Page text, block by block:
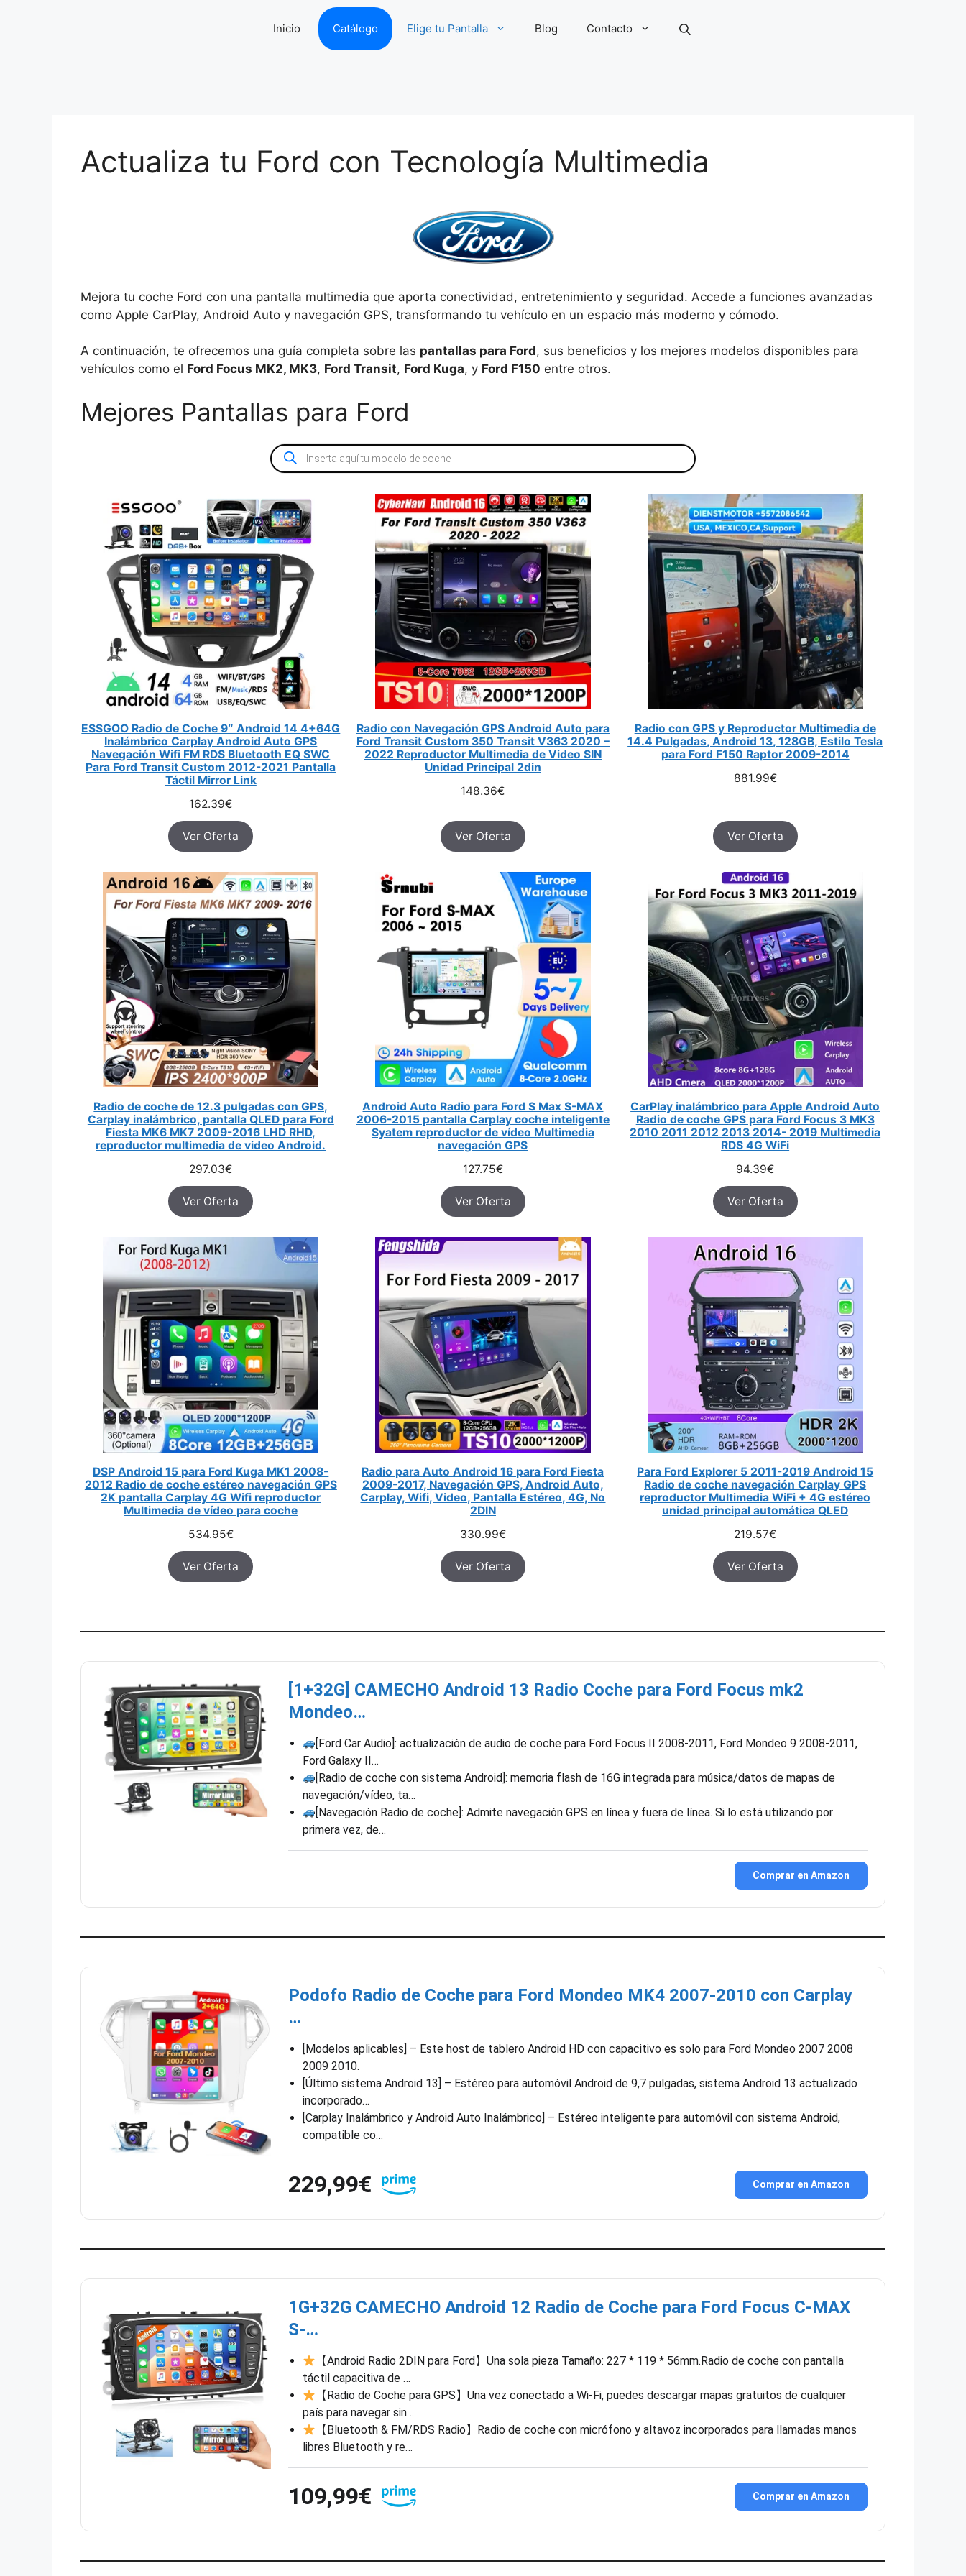
Inicio Catálogo Elige tu Pantalla Blog Contacto
Actualiza tu Ford con Tecnología Multimedia
Mejora tu coche Ford con una pantalla multimedia que aporta conectividad, entretenimiento y seguridad. Accede a funciones avanzadas
como Apple CarPlay, Android Auto y navegación GPS, transformando tu vehículo en un espacio más moderno y cómodo.
A continuación, te ofrecemos una guía completa sobre las pantallas para Ford, sus beneficios y los mejores modelos disponibles para
vehículos como el Ford Focus MK2, MK3, Ford Transit, Ford Kuga, y Ford F150 entre otros.
Mejores Pantallas para Ford
Búsqueda
de
productos
ESSGOO Radio de Coche 9″ Android 14 4+64G
Inalámbrico Carplay Android Auto GPS
Navegación Wifi FM RDS Bluetooth EQ SWC
Para Ford Transit Custom 2012-2021 Pantalla
Táctil Mirror Link
162.39€
Ver Oferta
Radio con Navegación GPS Android Auto para
Ford Transit Custom 350 Transit V363 2020 –
2022 Reproductor Multimedia de Video SIN
Unidad Principal 2din
148.36€
Ver Oferta
Radio con GPS y Reproductor Multimedia de
14.4 Pulgadas, Android 13, 128GB, Estilo Tesla
para Ford F150 Raptor 2009-2014
881.99€
Ver Oferta
Radio de coche de 12.3 pulgadas con GPS,
Carplay inalámbrico, pantalla QLED para Ford
Fiesta MK6 MK7 2009-2016 LHD RHD,
reproductor multimedia de video Android.
297.03€
Ver Oferta
Android Auto Radio para Ford S Max S-MAX
2006-2015 pantalla Carplay coche inteligente
Syatem reproductor de vídeo Multimedia
navegación GPS
127.75€
Ver Oferta
CarPlay inalámbrico para Apple Android Auto
Radio de coche GPS para Ford Focus 3 MK3
2010 2011 2012 2013 2014- 2019 Multimedia
RDS 4G WiFi
94.39€
Ver Oferta
DSP Android 15 para Ford Kuga MK1 2008-
2012 Radio de coche estéreo navegación GPS
2K pantalla Carplay 4G Wifi reproductor
Multimedia de vídeo para coche
534.95€
Ver Oferta
Radio para Auto Android 16 para Ford Fiesta
2009-2017, Navegación GPS, Android Auto,
Carplay, Wifi, Video, Pantalla Estéreo, 4G, No
2DIN
330.99€
Ver Oferta
Para Ford Explorer 5 2011-2019 Android 15
Radio de coche navegación Carplay GPS
reproductor Multimedia WiFi + 4G estéreo
unidad principal automática QLED
219.57€
Ver Oferta
[1+32G] CAMECHO Android 13 Radio Coche para Ford Focus mk2
Mondeo…
[Ford Car Audio]: actualización de audio de coche para Ford Focus II 2008-2011, Ford Mondeo 9 2008-2011,
Ford Galaxy II…
[Radio de coche con sistema Android]: memoria flash de 16G integrada para música/datos de mapas de
navegación/vídeo, ta…
[Navegación Radio de coche]: Admite navegación GPS en línea y fuera de línea. Si lo está utilizando por
primera vez, de…
Comprar en Amazon
Podofo Radio de Coche para Ford Mondeo MK4 2007-2010 con Carplay
…
[Modelos aplicables] – Este host de tablero Android HD con capacitivo es solo para Ford Mondeo 2007 2008
2009 2010.
[Último sistema Android 13] – Estéreo para automóvil Android de 9,7 pulgadas, sistema Android 13 actualizado
incorporado…
[Carplay Inalámbrico y Android Auto Inalámbrico] – Estéreo inteligente para automóvil con sistema Android,
compatible co…
229,99€ Comprar en Amazon
1G+32G CAMECHO Android 12 Radio de Coche para Ford Focus C-MAX
S-…
【Android Radio 2DIN para Ford】Una sola pieza Tamaño: 227 * 119 * 56mm.Radio de coche con pantalla
táctil capacitiva de …
【Radio de Coche para GPS】Una vez conectado a Wi-Fi, puedes descargar mapas gratuitos de cualquier
país para navegar sin…
【Bluetooth & FM/RDS Radio】Radio de coche con micrófono y altavoz incorporados para llamadas manos
libres Bluetooth y re…
109,99€ Comprar en Amazon